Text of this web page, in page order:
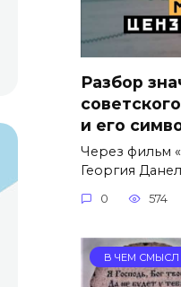
Разбор
и его
Через фильм
Георгия
0 574
В ЧЕМ СМЫСЛ